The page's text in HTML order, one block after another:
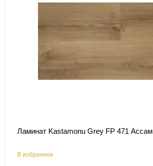
Ламинат Kastamonu Grey FP 471 Ассам
В избранное